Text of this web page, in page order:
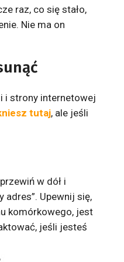
raz, co się stało,
Nie ma on
i strony internetowej
tutaj, ale jeśli
w dół i
adres”. Upewnij się,
komórkowego, jest
jeśli jesteś